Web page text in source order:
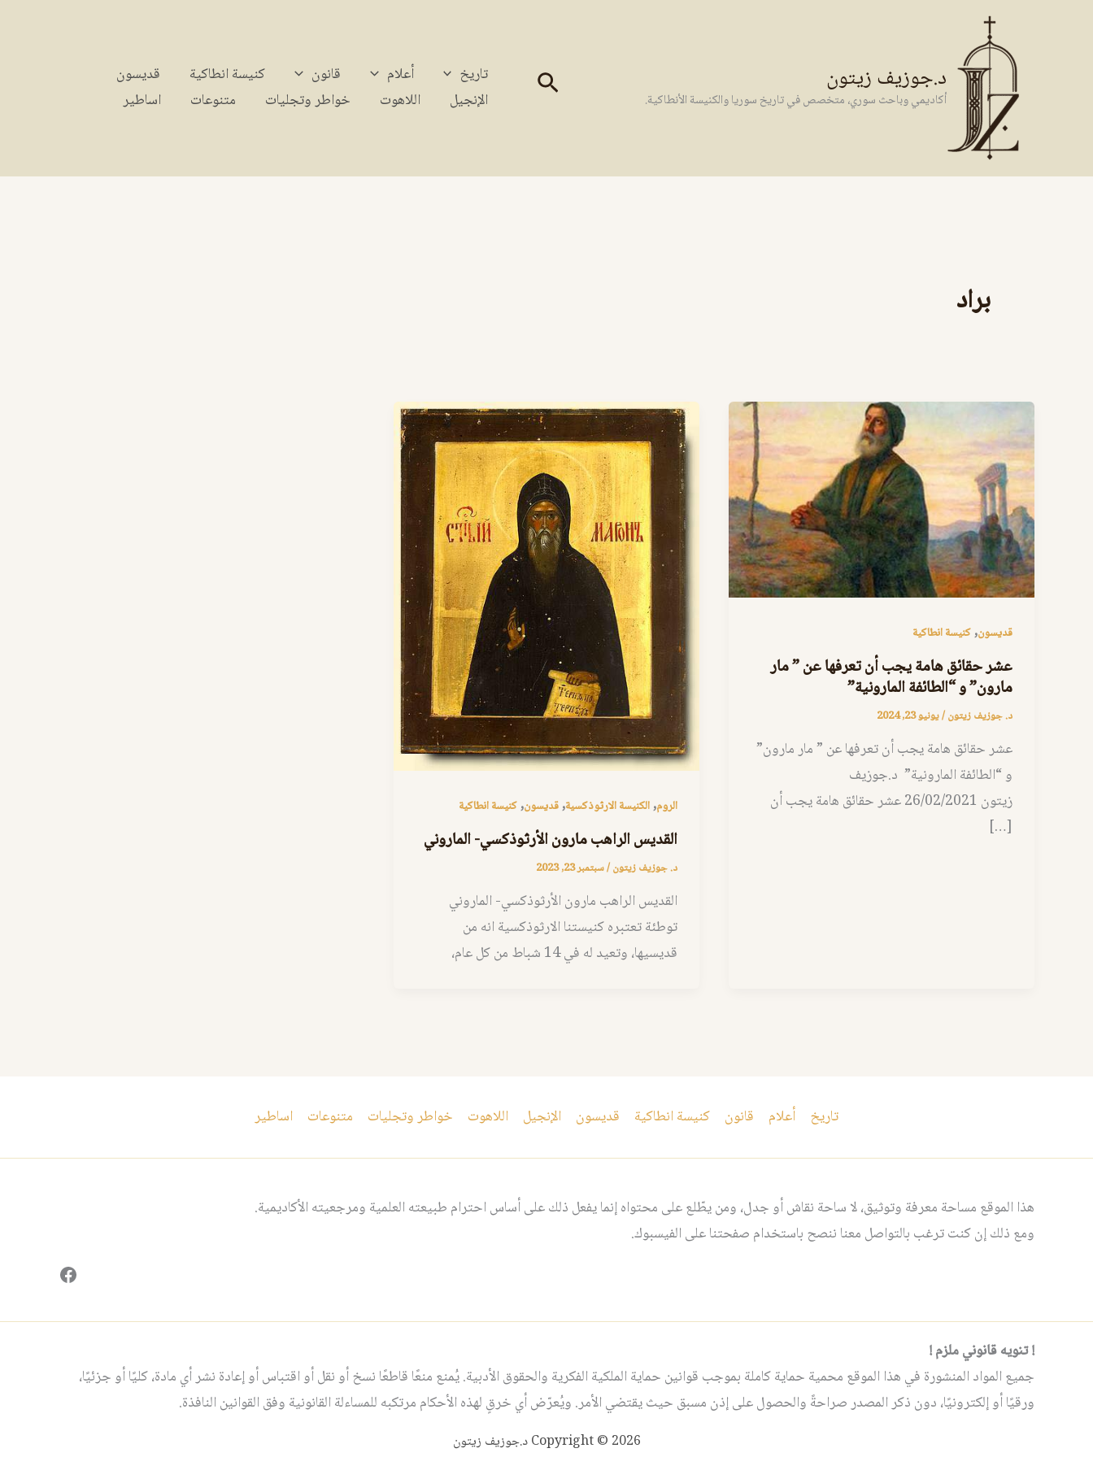
د.جوزيف زيتون
أكاديمي وباحث سوري، متخصص في تاريخ سوريا والكنيسة الأنطاكية. البحث تاريخ أعلام قانون كنيسة انطاكية
قديسون
الإنجيل
اللاهوت خواطر وتجليات متنوعات اساطير
براد
قديسون,كنيسة انطاكية
عشر حقائق هامة يجب أن تعرفها عن ” مار
مارون” و “الطائفة المارونية”
د. جوزيف زيتون/يونيو 23, 2024
عشر حقائق هامة يجب أن تعرفها عن ” مار مارون”
و “الطائفة المارونية” د.جوزيف
زيتون 26/02/2021 عشر حقائق هامة يجب أن
[…]
الروم,الكنيسة الارثوذكسية,قديسون,كنيسة انطاكية
القديس الراهب مارون الأرثوذكسي- الماروني
د. جوزيف زيتون/سبتمبر 23, 2023
القديس الراهب مارون الأرثوذكسي- الماروني
توطئة تعتبره كنيستنا الارثوذكسية انه من
قديسيها، وتعيد له في 14 شباط من كل عام،
تاريخ أعلام قانون كنيسة انطاكية قديسون الإنجيل اللاهوت خواطر وتجليات متنوعات اساطير
هذا الموقع مساحة معرفة وتوثيق، لا ساحة نقاش أو جدل، ومن يطّلع على محتواه إنما يفعل ذلك على أساس احترام طبيعته العلمية ومرجعيته الأكاديمية.
ومع ذلك إن كنت ترغب بالتواصل معنا ننصح باستخدام صفحتنا على الفيسبوك.
فيسبوك
! تنويه قانوني ملزم !
جميع المواد المنشورة في هذا الموقع محمية حماية كاملة بموجب قوانين حماية الملكية الفكرية والحقوق الأدبية. يُمنع منعًا قاطعًا نسخ أو نقل أو اقتباس أو إعادة نشر أي مادة، كليًا أو جزئيًا،
ورقيًا أو إلكترونيًا، دون ذكر المصدر صراحةً والحصول على إذن مسبق حيث يقتضي الأمر. ويُعرّض أي خرقٍ لهذه الأحكام مرتكبه للمساءلة القانونية وفق القوانين النافذة.
Copyright © 2026 د.جوزيف زيتون